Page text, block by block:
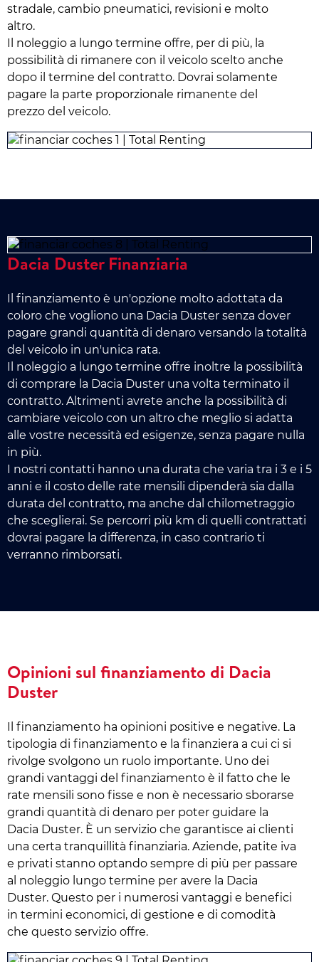
stradale, cambio pneumatici, revisioni e molto
altro.
Il noleggio a lungo termine offre, per di più, la
possibilità di rimanere con il veicolo scelto anche
dopo il termine del contratto. Dovrai solamente
pagare la parte proporzionale rimanente del
prezzo del veicolo.
Dacia Duster Finanziaria
Il finanziamento è un'opzione molto adottata da
coloro che vogliono una Dacia Duster senza dover
pagare grandi quantità di denaro versando la totalità
del veicolo in un'unica rata.
Il noleggio a lungo termine offre inoltre la possibilità
di comprare la Dacia Duster una volta terminato il
contratto. Altrimenti avrete anche la possibilità di
cambiare veicolo con un altro che meglio si adatta
alle vostre necessità ed esigenze, senza pagare nulla
in più.
I nostri contatti hanno una durata che varia tra i 3 e i 5
anni e il costo delle rate mensili dipenderà sia dalla
durata del contratto, ma anche dal chilometraggio
che sceglierai. Se percorri più km di quelli contrattati
dovrai pagare la differenza, in caso contrario ti
verranno rimborsati.
Opinioni sul finanziamento di Dacia
Duster
Il finanziamento ha opinioni positive e negative. La
tipologia di finanziamento e la finanziera a cui ci si
rivolge svolgono un ruolo importante. Uno dei
grandi vantaggi del finanziamento è il fatto che le
rate mensili sono fisse e non è necessario sborarse
grandi quantità di denaro per poter guidare la
Dacia Duster. È un servizio che garantisce ai clienti
una certa tranquillità finanziaria. Aziende, patite iva
e privati stanno optando sempre di più per passare
al noleggio lungo termine per avere la Dacia
Duster. Questo per i numerosi vantaggi e benefici
in termini economici, di gestione e di comodità
che questo servizio offre.